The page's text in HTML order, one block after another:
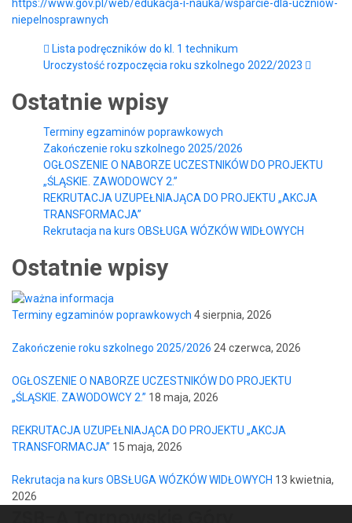
https://www.gov.pl/web/edukacja-i-nauka/wsparcie-dla-uczniow-
niepelnosprawnych
Lista podręczników do kl. 1 technikum
Uroczystość rozpoczęcia roku szkolnego 2022/2023
Ostatnie wpisy
Terminy egzaminów poprawkowych
Zakończenie roku szkolnego 2025/2026
OGŁOSZENIE O NABORZE UCZESTNIKÓW DO PROJEKTU
„ŚLĄSKIE. ZAWODOWCY 2.”
REKRUTACJA UZUPEŁNIAJĄCA DO PROJEKTU „AKCJA
TRANSFORMACJA”
Rekrutacja na kurs OBSŁUGA WÓZKÓW WIDŁOWYCH
Ostatnie wpisy
Terminy egzaminów poprawkowych 4 sierpnia, 2026
Zakończenie roku szkolnego 2025/2026 24 czerwca, 2026
OGŁOSZENIE O NABORZE UCZESTNIKÓW DO PROJEKTU
„ŚLĄSKIE. ZAWODOWCY 2.” 18 maja, 2026
REKRUTACJA UZUPEŁNIAJĄCA DO PROJEKTU „AKCJA
TRANSFORMACJA” 15 maja, 2026
Rekrutacja na kurs OBSŁUGA WÓZKÓW WIDŁOWYCH 13 kwietnia,
2026